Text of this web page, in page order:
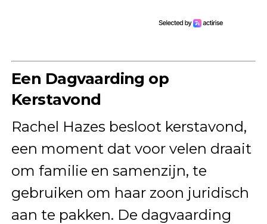
Een Dagvaarding op
Kerstavond
Rachel Hazes besloot kerstavond,
een moment dat voor velen draait
om familie en samenzijn, te
gebruiken om haar zoon juridisch
aan te pakken. De dagvaarding